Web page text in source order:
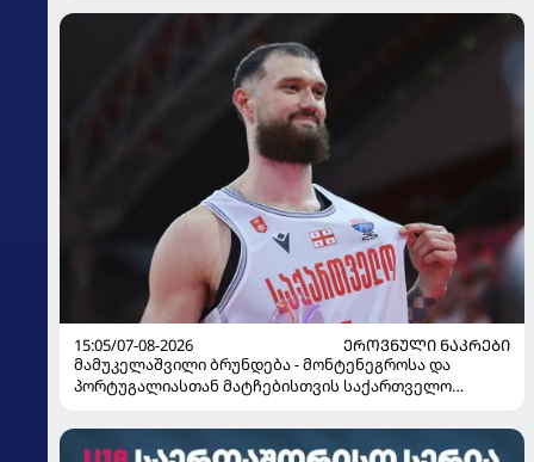
15:05/07-08-2026
ᲔᲠᲝᲕᲜᲣᲚᲘ ᲜᲐᲙᲠᲔᲑᲘ
მამუკელაშვილი ბრუნდება - მონტენეგროსა და
პორტუგალიასთან მატჩებისთვის საქართველო